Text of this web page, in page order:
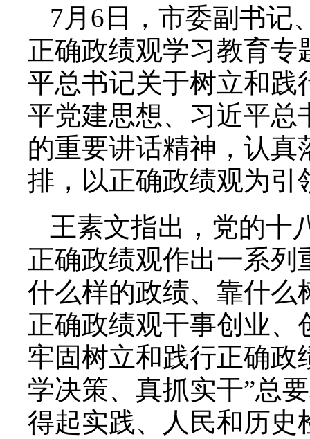
7月6日，市委副书记
正确政绩观学习教育
平总书记关于树立和践
平党建思想、习近平总
的重要讲话精神，认
排，以正确政绩观为引
王素文指出，党的十
正确政绩观作出一系列
什么样的政绩、靠什么
正确政绩观干事创业
牢固树立和践行正确政
学决策、真抓实干”总
得起实践、人民和历史